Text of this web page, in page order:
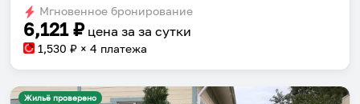
Мгновенное бронирование
6,121₽ цена за за сутки
1,530 ₽ × 4 платежа
Жильё проверено